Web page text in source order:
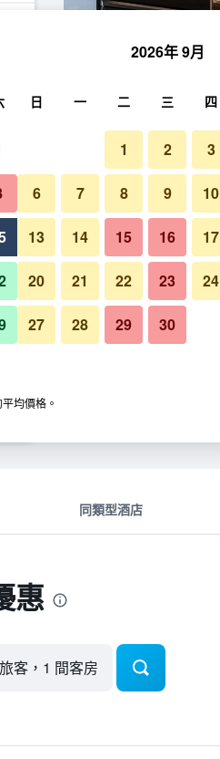
建築
巴黎tgv里昂車站美居酒店的照片
同類型酒店
惠
客，1 間客房
2026年 9月
日 一 二 三 四
1 2 3
6 7 8 9 10
13 14 15 16 17
20 21 22 23 24
27 28 29 30
均價格。